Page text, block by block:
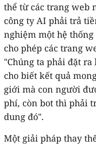
thể từ các trang web
công ty AI phải trả
nghiệm một hệ
cho phép các trang
"Chúng ta phải đặt
cho biết kết quả
giới mà con người
phí, còn bot thì phải
dung đó".
Một giải pháp thay